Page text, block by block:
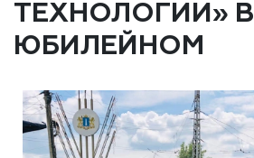
ТЕХНОЛОГИИ» В
ЮБИЛЕЙНОМ